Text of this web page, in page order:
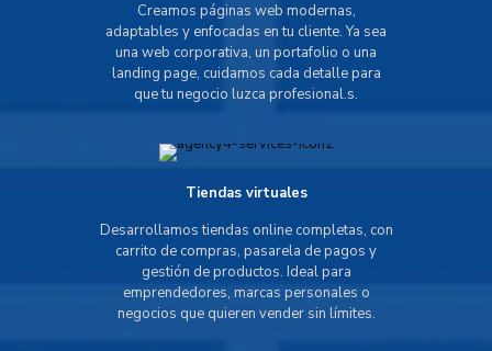
Creamos páginas web modernas,
adaptables y enfocadas en tu cliente. Ya sea
una web corporativa, un portafolio o una
landing page, cuidamos cada detalle para
que tu negocio luzca profesional.s.
Tiendas virtuales
Desarrollamos tiendas online completas, con
carrito de compras, pasarela de pagos y
gestión de productos. Ideal para
emprendedores, marcas personales o
negocios que quieren vender sin límites.